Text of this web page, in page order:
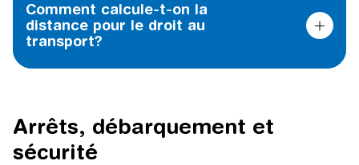
Comment calcule-t-on la
distance pour le droit au
transport?
Arrêts, débarquement et
sécurité